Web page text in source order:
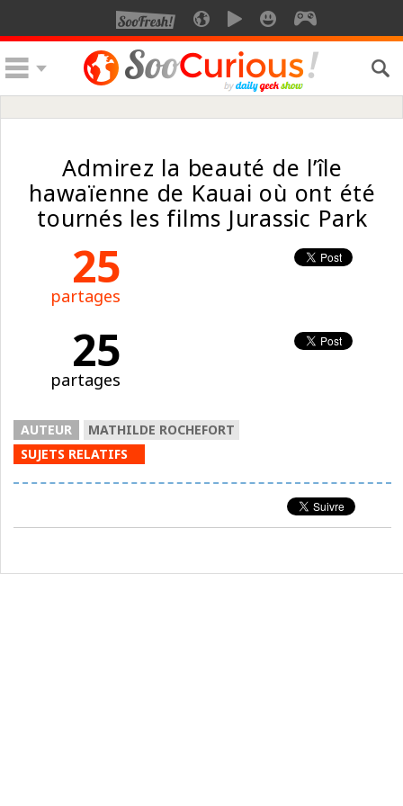
Admirez la beauté de l’île
hawaïenne de Kauai où ont été
tournés les films Jurassic Park
25
partages
25
partages
AUTEUR
MATHILDE ROCHEFORT
SUJETS RELATIFS